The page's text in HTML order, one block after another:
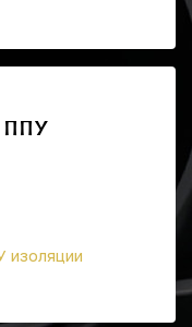
изоляции